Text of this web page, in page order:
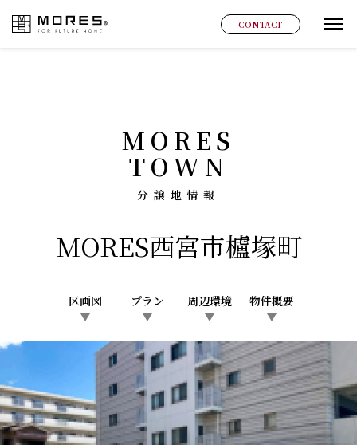
MORES CONTACT グ
MORES
TOWN
分譲地情報
MORES西宮市櫨塚町
区画図 プラン 周辺環境 物件概要